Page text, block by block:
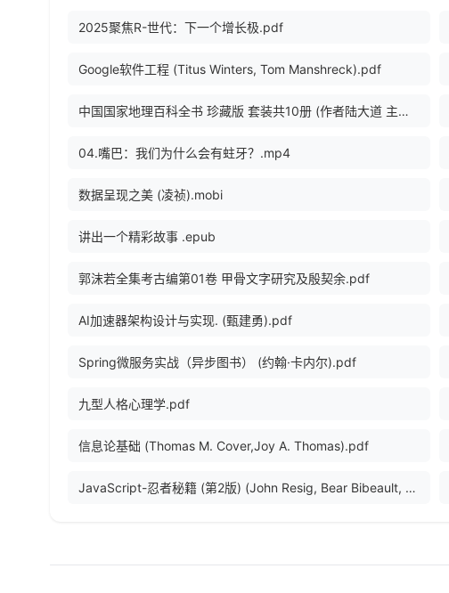
2025聚焦R-世代：下一个增长极.pdf
Google软件工程 (Titus Winters, Tom Manshreck).pdf
中国国家地理百科全书 珍藏版 套装共10册 (作者陆大道 主编，中国地理学会 编) .epub
04.嘴巴：我们为什么会有蛀牙？.mp4
数据呈现之美 (凌祯).mobi
讲出一个精彩故事 .epub
郭沫若全集考古编第01卷 甲骨文字研究及殷契余.pdf
AI加速器架构设计与实现. (甄建勇).pdf
Spring微服务实战（异步图书） (约翰·卡内尔).pdf
九型人格心理学.pdf
信息论基础 (Thomas M. Cover,Joy A. Thomas).pdf
JavaScript-忍者秘籍 (第2版) (John Resig, Bear Bibeault, Josip Maras 著 etc.).pdf